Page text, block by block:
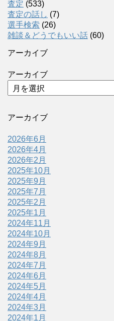
査定 (533)
査定の話し (7)
選手検索 (26)
雑談＆どうでもいい話 (60)
アーカイブ
アーカイブ
アーカイブ
2026年6月
2026年4月
2026年2月
2025年10月
2025年9月
2025年7月
2025年2月
2025年1月
2024年11月
2024年10月
2024年9月
2024年8月
2024年7月
2024年6月
2024年5月
2024年4月
2024年3月
2024年1月